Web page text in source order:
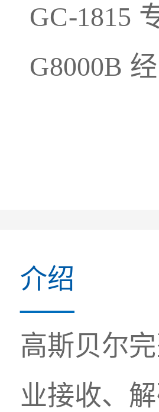
GC-1815
G8000B
高斯贝尔
业接收、